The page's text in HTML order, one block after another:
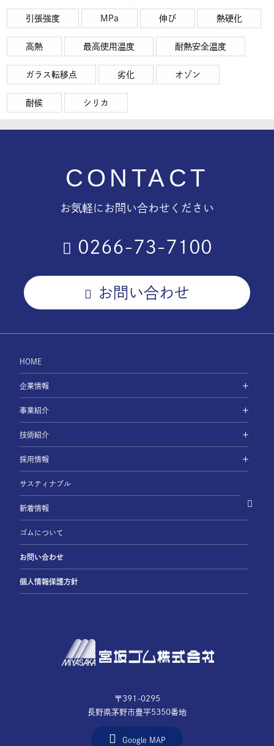
引張強度 MPa 伸び 熱硬化
高熱 最高使用温度 耐熱安全温度
ガラス転移点 劣化 オゾン
耐候 シリカ
CONTACT
お気軽にお問い合わせください
0266-73-7100
お問い合わせ
〒391-0295
長野県茅野市豊平5350番地
Google MAP
HOME
企業情報
事業紹介
技術紹介
採用情報
サスティナブル
新着情報
ゴムについて
お問い合わせ
個人情報保護方針